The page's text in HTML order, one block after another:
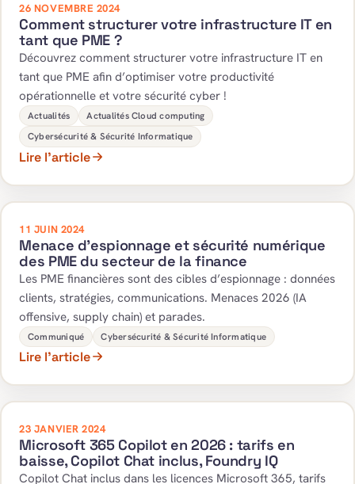
26 NOVEMBRE 2024
Comment structurer votre infrastructure IT en
tant que PME ?
Découvrez comment structurer votre infrastructure IT en
tant que PME afin d’optimiser votre productivité
opérationnelle et votre sécurité cyber !
Actualités
Actualités Cloud computing
Cybersécurité & Sécurité Informatique
Lire l’article
11 JUIN 2024
Menace d’espionnage et sécurité numérique
des PME du secteur de la finance
Les PME financières sont des cibles d’espionnage : données
clients, stratégies, communications. Menaces 2026 (IA
offensive, supply chain) et parades.
Communiqué Cybersécurité & Sécurité Informatique
Lire l’article
23 JANVIER 2024
Microsoft 365 Copilot en 2026 : tarifs en
baisse, Copilot Chat inclus, Foundry IQ
Copilot Chat inclus dans les licences Microsoft 365, tarifs